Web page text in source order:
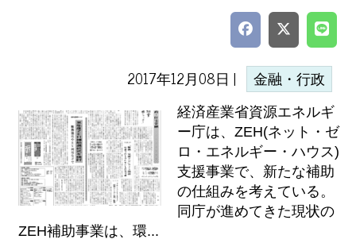
2017年12月08日 | 金融・行政
経済産業省資源エネルギ
ー庁は、ZEH(ネット・ゼ
ロ・エネルギー・ハウス)
支援事業で、新たな補助
の仕組みを考えている。
同庁が進めてきた現状の
ZEH補助事業は、環...